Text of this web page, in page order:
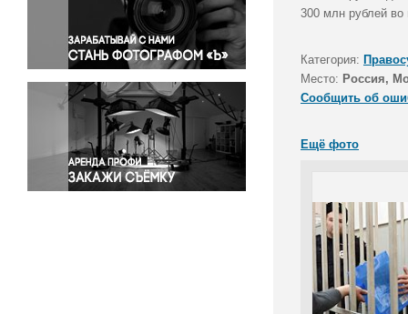
Правосудие
Происшествия и конфликты
Религия
Светская жизнь
Спорт
Экология
Экономика и бизнес
300 млн рублей во
Категория:
Место: Россия,
Сообщить об
Ещё фото